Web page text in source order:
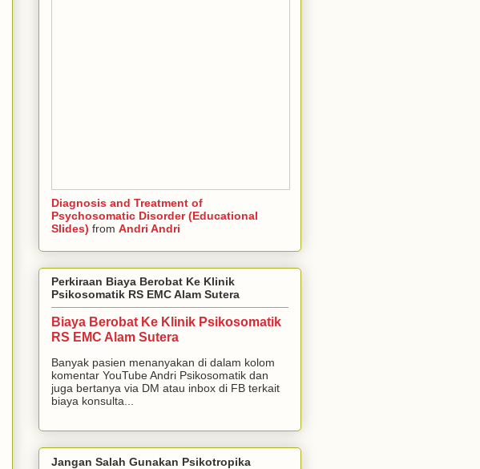
Diagnosis and Treatment of
Psychosomatic Disorder (Educational
Slides) from Andri Andri
Perkiraan Biaya Berobat Ke Klinik
Psikosomatik RS EMC Alam Sutera
Biaya Berobat Ke Klinik Psikosomatik
RS EMC Alam Sutera
Banyak pasien menanyakan di dalam kolom
komentar YouTube Andri Psikosomatik dan
juga bertanya via DM atau inbox di FB terkait
biaya konsulta...
Jangan Salah Gunakan Psikotropika